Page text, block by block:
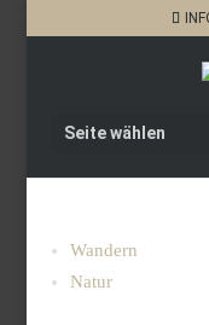
Seite wählen
Wandern
Natur